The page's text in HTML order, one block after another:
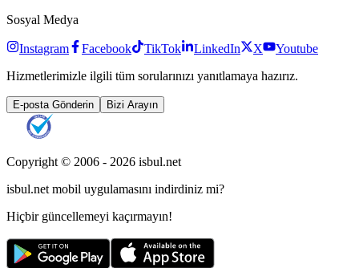
Sosyal Medya
Instagram Facebook TikTok LinkedIn X
Youtube
Hizmetlerimizle ilgili tüm sorularınızı yanıtlamaya hazırız.
E-posta Gönderin Bizi Arayın
Copyright © 2006 - 2026 isbul.net
isbul.net mobil uygulamasını indirdiniz mi?
Hiçbir güncellemeyi kaçırmayın!